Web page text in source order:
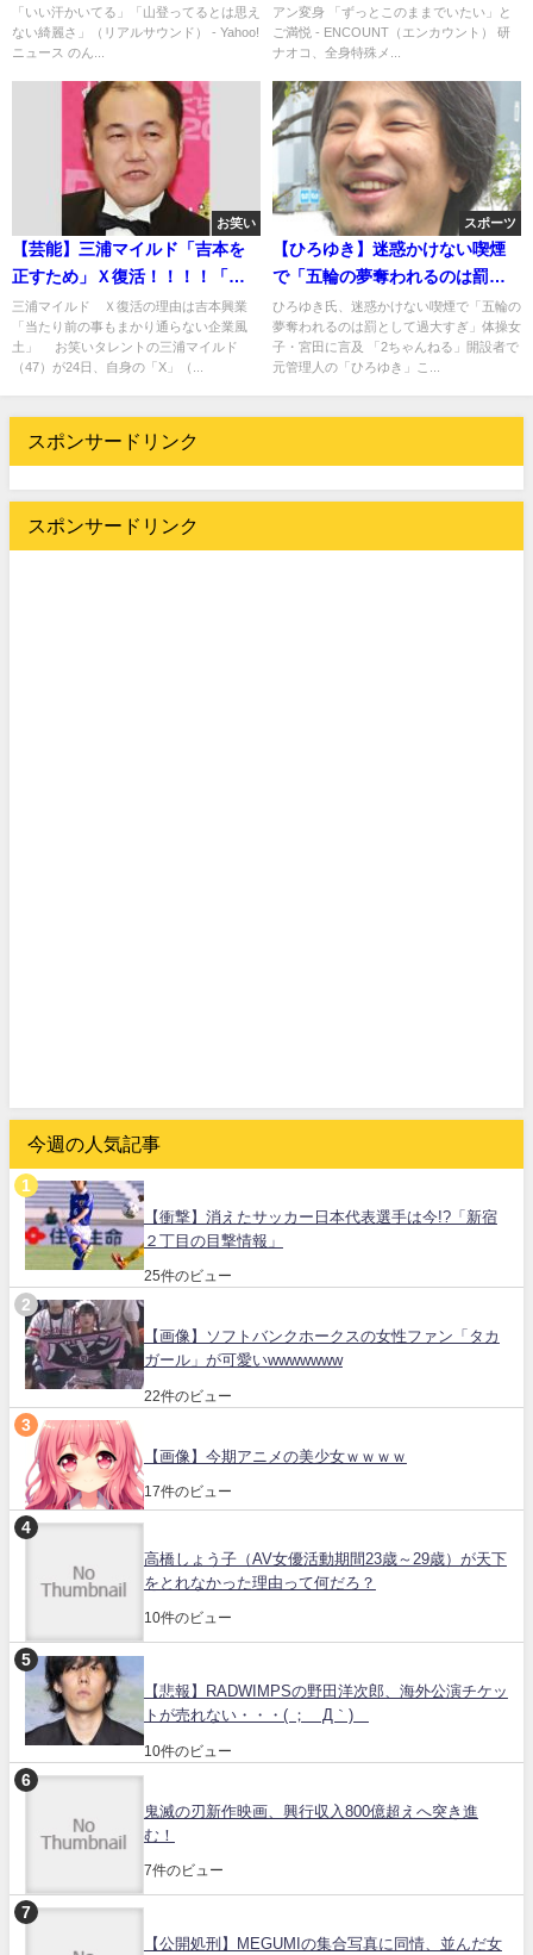
「いい汗かいてる」「山登ってるとは思え
ない綺麗さ」（リアルサウンド） - Yahoo!
ニュース のん...
い」
アン変身 「ずっとこのままでいたい」と
ご満悦 - ENCOUNT（エンカウント） 研
ナオコ、全身特殊メ...
お笑い
【芸能】三浦マイルド「吉本を
正すため」Ｘ復活！！！！「た
まに権力が暴走する・・・」
三浦マイルド Ｘ復活の理由は吉本興業
「当たり前の事もまかり通らない企業風
土」 お笑いタレントの三浦マイルド
（47）が24日、自身の「X」（...
スポーツ
【ひろゆき】迷惑かけない喫煙
で「五輪の夢奪われるのは罰と
して過大すぎ」体操女子・宮田
に言及
ひろゆき氏、迷惑かけない喫煙で「五輪の
夢奪われるのは罰として過大すぎ」体操女
子・宮田に言及 「2ちゃんねる」開設者で
元管理人の「ひろゆき」こ...
スポンサードリンク
スポンサードリンク
今週の人気記事
【衝撃】消えたサッカー日本代表選手は今!?「新宿
２丁目の目撃情報」
25件のビュー
【画像】ソフトバンクホークスの女性ファン「タカ
ガール」が可愛いwwwwwww
22件のビュー
【画像】今期アニメの美少女ｗｗｗｗ
17件のビュー
高橋しょう子（AV女優活動期間23歳～29歳）が天下
をとれなかった理由って何だろ？
10件のビュー
【悲報】RADWIMPSの野田洋次郎、海外公演チケッ
トが売れない・・・( ；´Д｀)
10件のビュー
鬼滅の刃新作映画、興行収入800億超えへ突き進
む！
7件のビュー
【公開処刑】MEGUMIの集合写真に同情、並んだ女